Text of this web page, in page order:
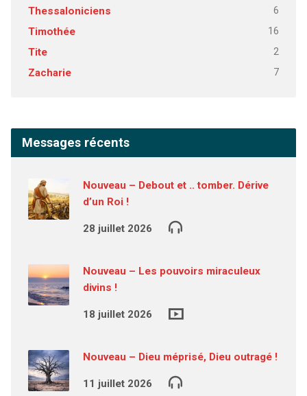
Thessaloniciens 6
Timothée 16
Tite 2
Zacharie 7
Messages récents
Nouveau – Debout et .. tomber. Dérive
d’un Roi !
28 juillet 2026
Nouveau – Les pouvoirs miraculeux
divins !
18 juillet 2026
Nouveau – Dieu méprisé, Dieu outragé !
11 juillet 2026